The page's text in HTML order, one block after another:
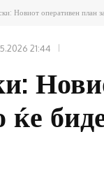
Новиот оперативен план
21:44
ќе